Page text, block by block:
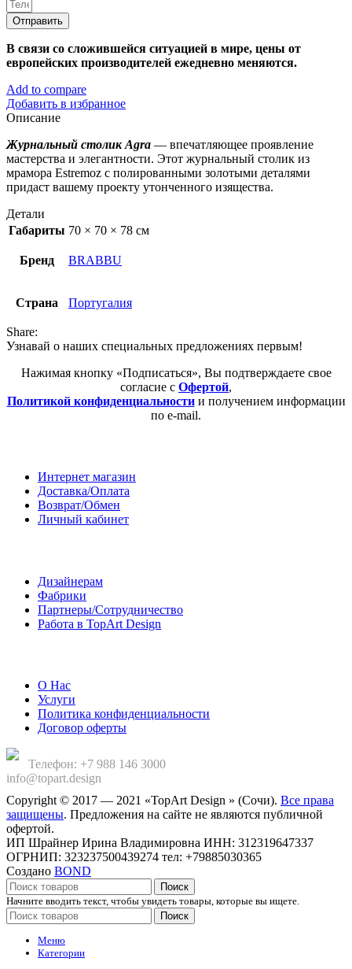
Отправить
В связи со сложившейся ситуацией в мире, цены от
европейских производителей ежедневно меняются.
Add to compare
Добавить в избранное
Описание
Журнальный столик Agra — впечатляющее проявление
мастерства и элегантности. Этот журнальный столик из
мрамора Estremoz с полированными золотыми деталями
придаст вашему проекту утонченного изящества.
Детали
Габариты 70 × 70 × 78 см
Бренд BRABBU
Страна Португалия
Share:
Узнавай о наших специальных предложениях первым!
Нажимая кнопку «Подписаться», Вы подтверждаете свое
согласие с Офертой,
Политикой конфиденциальностии получением информации
по e-mail.
Интернет магазин
Доставка/Оплата
Возврат/Обмен
Личный кабинет
Дизайнерам
Фабрики
Партнеры/Сотрудничество
Работа в TopArt Design
О Нас
Услуги
Политика конфиденциальности
Договор оферты
Телефон: +7 988 146 3000
info@topart.design
Copyright © 2017 — 2021 «TopArt Design » (Сочи). Все права
защищены. Предложения на сайте не являются публичной
офертой.
ИП Шрайнер Ирина Владимировна ИНН: 312319647337
ОГРНИП: 323237500439274 тел: +79885030365
Создано BOND
Поиск
Начните вводить текст, чтобы увидеть товары, которые вы ищете.
Поиск
Меню
Категории